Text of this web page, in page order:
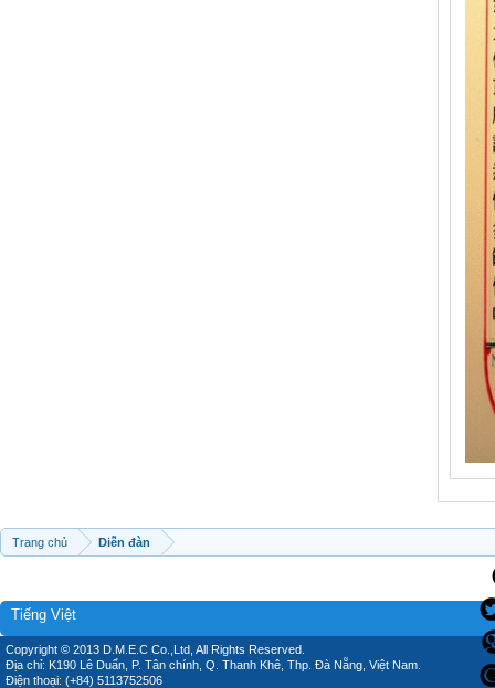
Trang chủ Diễn đàn
Tiếng Việt
Copyright © 2013 D.M.E.C Co.,Ltd, All Rights Reserved.
Địa chỉ: K190 Lê Duẩn, P. Tân chính, Q. Thanh Khê, Thp. Đà Nẵng, Việt Nam.
Điện thoại: (+84) 5113752506